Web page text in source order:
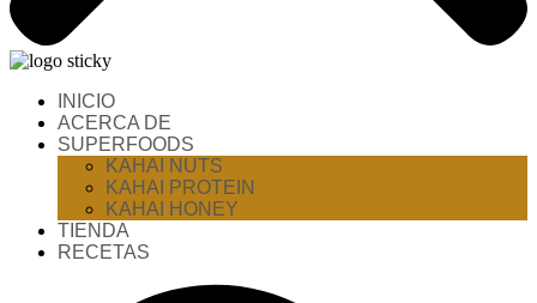
INICIO
ACERCA DE
SUPERFOODS
KAHAI NUTS
KAHAI PROTEIN
KAHAI HONEY
TIENDA
RECETAS